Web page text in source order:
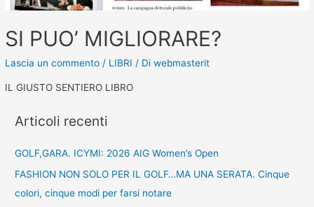
SI PUO’ MIGLIORARE?
Lascia un commento / LIBRI / Diwebmasterit
IL GIUSTO SENTIERO LIBRO
Articoli recenti
GOLF,GARA. ICYMI: 2026 AIG Women’s Open
FASHION NON SOLO PER IL GOLF…MA UNA SERATA. Cinque
colori, cinque modi per farsi notare